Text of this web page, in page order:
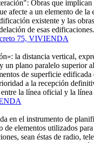
Obras que implican
afecte a un elemento de la
existente y las
de esas edificaciones.
75, VIVIENDA
la distancia vertical,
un plano paralelo superior
de superficie edificada
a la recepción
la línea oficial y la línea
en el instrumento de
elementos utilizados
sean éstas de radio,